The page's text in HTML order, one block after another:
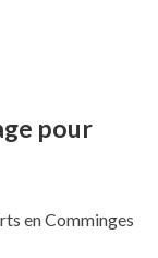
pour
en Comminges